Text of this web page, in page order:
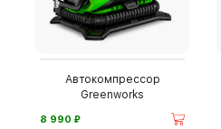
Автокомпрессор
Greenworks
8 990 ⃏